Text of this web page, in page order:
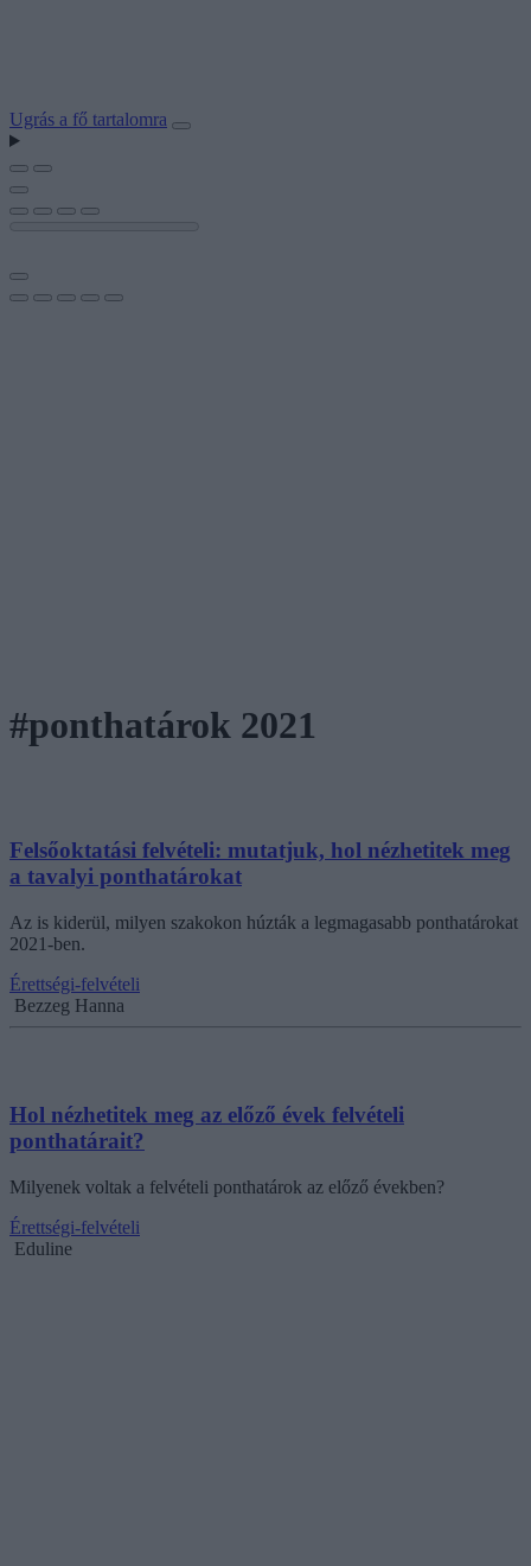
Ugrás a fő tartalomra
#ponthatárok 2021
Felsőoktatási felvételi: mutatjuk, hol nézhetitek meg
a tavalyi ponthatárokat
Az is kiderül, milyen szakokon húzták a legmagasabb ponthatárokat
2021-ben.
Érettségi-felvételi
Bezzeg Hanna
Hol nézhetitek meg az előző évek felvételi
ponthatárait?
Milyenek voltak a felvételi ponthatárok az előző években?
Érettségi-felvételi
Eduline